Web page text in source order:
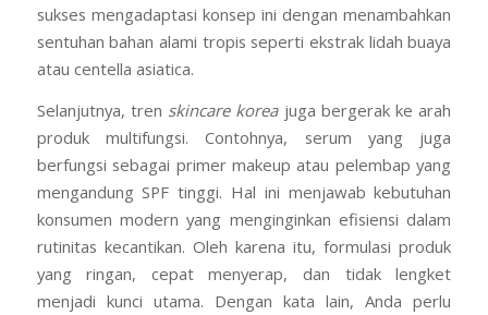
sukses mengadaptasi konsep ini dengan menambahkan
sentuhan bahan alami tropis seperti ekstrak lidah buaya
atau centella asiatica.
Selanjutnya, tren skincare koreajuga bergerak ke arah
produk multifungsi. Contohnya, serum yang juga
berfungsi sebagai primer makeup atau pelembap yang
mengandung SPF tinggi. Hal ini menjawab kebutuhan
konsumen modern yang menginginkan efisiensi dalam
rutinitas kecantikan. Oleh karena itu, formulasi produk
yang ringan, cepat menyerap, dan tidak lengket
menjadi kunci utama. Dengan kata lain, Anda perlu